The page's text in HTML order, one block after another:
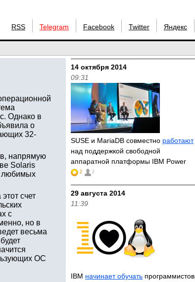
RSS Telegram Facebook Twitter Яндекс
Однако в
о
32-
напрямую
Solaris
любимых
счет
с
но в
весьма
ОС
14 октября 2014
09:31
SUSE и MariaDB совместно работают
над поддержкой свободной
аппаратной платформы IBM Power
2 2
29 августа 2014
11:39
IBM начинает обучать программистов